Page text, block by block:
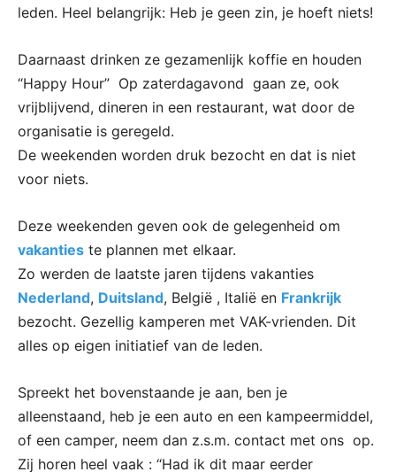
leden. Heel belangrijk: Heb je geen zin, je hoeft niets!
Daarnaast drinken ze gezamenlijk koffie en houden
“Happy Hour” Op zaterdagavond gaan ze, ook
vrijblijvend, dineren in een restaurant, wat door de
organisatie is geregeld.
De weekenden worden druk bezocht en dat is niet
voor niets.
Deze weekenden geven ook de gelegenheid om
vakanties te plannen met elkaar.
Zo werden de laatste jaren tijdens vakanties
Nederland, Duitsland, België , Italië en Frankrijk
bezocht. Gezellig kamperen met VAK-vrienden. Dit
alles op eigen initiatief van de leden.
Spreekt het bovenstaande je aan, ben je
alleenstaand, heb je een auto en een kampeermiddel,
of een camper, neem dan z.s.m. contact met ons op.
Zij horen heel vaak : “Had ik dit maar eerder